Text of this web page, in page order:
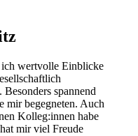
ich wertvolle Einblicke
spannend
mir begegneten. Auch
Kolleg:innen habe
mir viel Freude